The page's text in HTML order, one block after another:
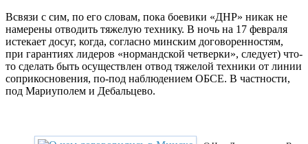
Всвязи с сим, по его словам, пока боевики «ДНР» никак не
намерены отводить тяжелую технику. В ночь на 17 февраля
истекает досуг, когда, согласно минским договоренностям,
при гарантиях лидеров «нормандской четверки», следует) что-
то сделать быть осуществлен отвод тяжелой техники от линии
соприкосновения, по-под наблюдением ОБСЕ. В частности,
под Мариуполем и Дебальцево.